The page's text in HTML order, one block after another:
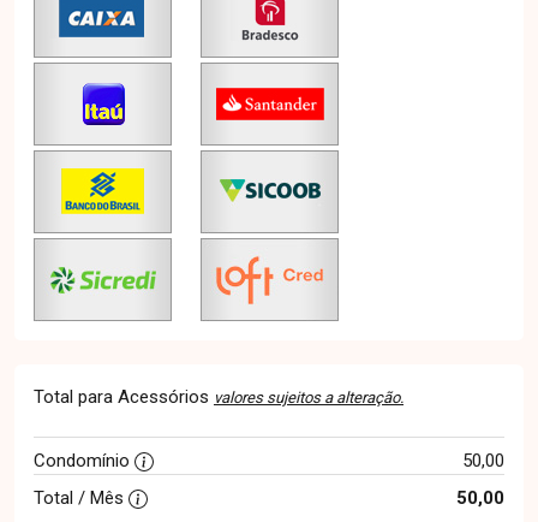
Total para Acessórios valores sujeitos a alteração.
Condomínio
50,00
Total / Mês
50,00